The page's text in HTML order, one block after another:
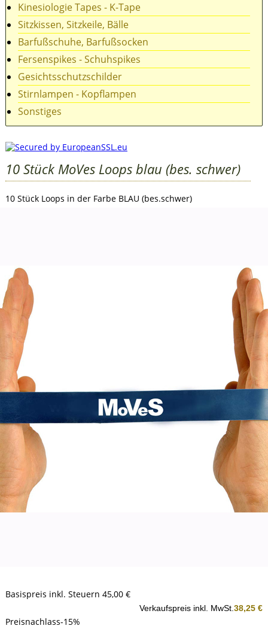
Kinesiologie Tapes - K-Tape
Sitzkissen, Sitzkeile, Bälle
Barfußschuhe, Barfußsocken
Fersenspikes - Schuhspikes
Gesichtsschutzschilder
Stirnlampen - Kopflampen
Sonstiges
10 Stück MoVes Loops blau (bes. schwer)
10 Stück Loops in der Farbe BLAU (bes.schwer)
Basispreis inkl. Steuern 45,00 €
Verkaufspreis inkl. MwSt.38,25 €
Preisnachlass-15%